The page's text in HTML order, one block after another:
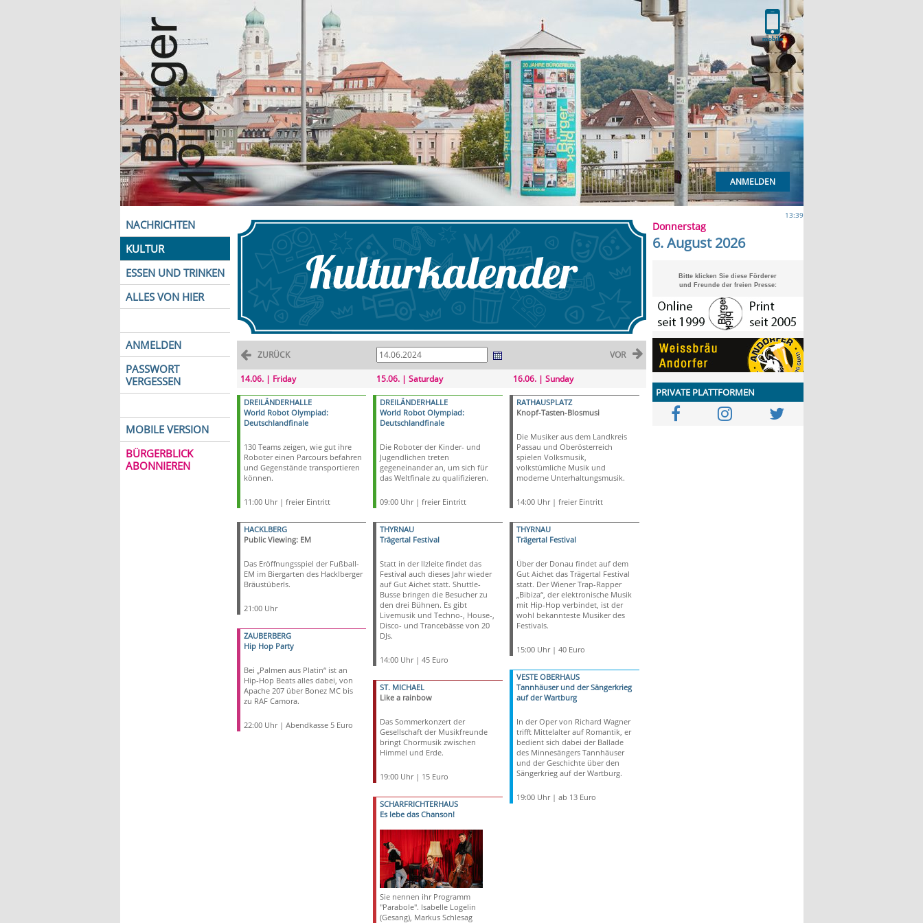
ANMELDEN
NACHRICHTEN
KULTUR
ESSEN UND TRINKEN
ALLES VON HIER
ANMELDEN
PASSWORT
VERGESSEN
MOBILE VERSION
BÜRGERBLICK
ABONNIEREN
ZURÜCK VOR
14.06. | Friday
DREILÄNDERHALLE
World Robot Olympiad:
Deutschlandfinale
130 Teams zeigen, wie gut ihre
Roboter einen Parcours befahren
und Gegenstände transportieren
können.
11:00 Uhr | freier Eintritt
HACKLBERG
Public Viewing: EM
Das Eröffnungsspiel der Fußball-
EM im Biergarten des Hacklberger
Bräustüberls.
21:00 Uhr
ZAUBERBERG
Hip Hop Party
Bei „Palmen aus Platin“ ist an
Hip-Hop Beats alles dabei, von
Apache 207 über Bonez MC bis
zu RAF Camora.
22:00 Uhr | Abendkasse 5 Euro
15.06. | Saturday
DREILÄNDERHALLE
World Robot Olympiad:
Deutschlandfinale
Die Roboter der Kinder- und
Jugendlichen treten
gegeneinander an, um sich für
das Weltfinale zu qualifizieren.
09:00 Uhr | freier Eintritt
THYRNAU
Trägertal Festival
Statt in der Ilzleite findet das
Festival auch dieses Jahr wieder
auf Gut Aichet statt. Shuttle-
Busse bringen die Besucher zu
den drei Bühnen. Es gibt
Livemusik und Techno-, House-,
Disco- und Trancebässe von 20
DJs.
14:00 Uhr | 45 Euro
ST. MICHAEL
Like a rainbow
Das Sommerkonzert der
Gesellschaft der Musikfreunde
bringt Chormusik zwischen
Himmel und Erde.
19:00 Uhr | 15 Euro
SCHARFRICHTERHAUS
Es lebe das Chanson!
Sie nennen ihr Programm
"Parabole". Isabelle Logelin
(Gesang), Markus Schlesag
16.06. | Sunday
RATHAUSPLATZ
Knopf-Tasten-Blosmusi
Die Musiker aus dem Landkreis
Passau und Oberösterreich
spielen Volksmusik,
volkstümliche Musik und
moderne Unterhaltungsmusik.
14:00 Uhr | freier Eintritt
THYRNAU
Trägertal Festival
Über der Donau findet auf dem
Gut Aichet das Trägertal Festival
statt. Der Wiener Trap-Rapper
„Bibiza“, der elektronische Musik
mit Hip-Hop verbindet, ist der
wohl bekannteste Musiker des
Festivals.
15:00 Uhr | 40 Euro
VESTE OBERHAUS
Tannhäuser und der Sängerkrieg
auf der Wartburg
In der Oper von Richard Wagner
trifft Mittelalter auf Romantik, er
bedient sich dabei der Ballade
des Minnesängers Tannhäuser
und der Geschichte über den
Sängerkrieg auf der Wartburg.
19:00 Uhr | ab 13 Euro
13:39
Donnerstag
6. August 2026
Bitte klicken Sie diese Förderer
und Freunde der freien Presse:
PRIVATE PLATTFORMEN